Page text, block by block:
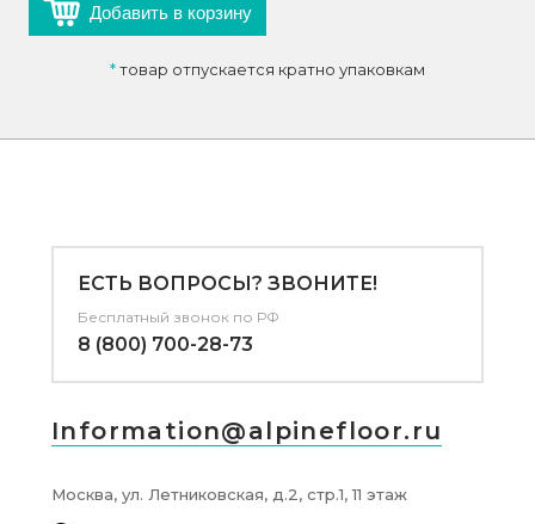
Добавить в корзину
*товар отпускается кратно упаковкам
ЕСТЬ ВОПРОСЫ? ЗВОНИТЕ!
Бесплатный звонок по РФ
8 (800) 700-28-73
Information@alpinefloor.ru
Москва, ул. Летниковская, д.2, стр.1, 11 этаж